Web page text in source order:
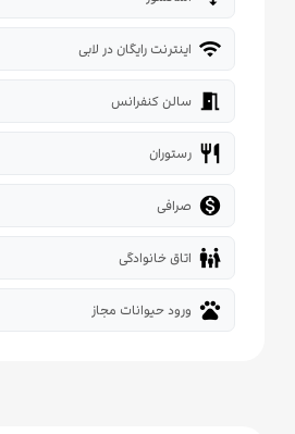
wifi اینترنت رایگان در لابی
meeting_room سالن کنفرانس
restaurant رستوران
 صرافی
family_restroom اتاق خانوادگی
pets ورود حیوانات مجاز